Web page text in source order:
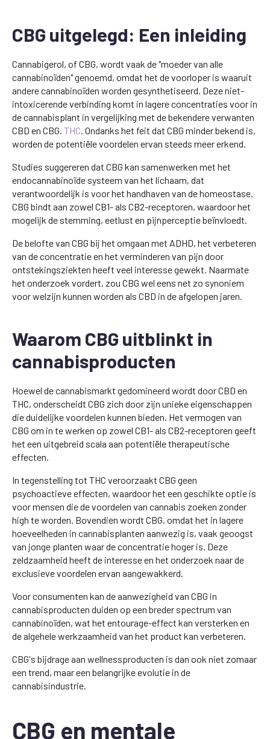
CBG uitgelegd: Een inleiding
Cannabigerol, of CBG, wordt vaak de "moeder van alle
cannabinoïden" genoemd, omdat het de voorloper is waaruit
andere cannabinoïden worden gesynthetiseerd. Deze niet-
intoxicerende verbinding komt in lagere concentraties voor in
de cannabisplant in vergelijking met de bekendere verwanten
CBD en CBG. THC. Ondanks het feit dat CBG minder bekend is,
worden de potentiële voordelen ervan steeds meer erkend.
Studies suggereren dat CBG kan samenwerken met het
endocannabinoïde systeem van het lichaam, dat
verantwoordelijk is voor het handhaven van de homeostase.
CBG bindt aan zowel CB1- als CB2-receptoren, waardoor het
mogelijk de stemming, eetlust en pijnperceptie beïnvloedt.
De belofte van CBG bij het omgaan met ADHD, het verbeteren
van de concentratie en het verminderen van pijn door
ontstekingsziekten heeft veel interesse gewekt. Naarmate
het onderzoek vordert, zou CBG wel eens net zo synoniem
voor welzijn kunnen worden als CBD in de afgelopen jaren.
Waarom CBG uitblinkt in
cannabisproducten
Hoewel de cannabismarkt gedomineerd wordt door CBD en
THC, onderscheidt CBG zich door zijn unieke eigenschappen
die duidelijke voordelen kunnen bieden. Het vermogen van
CBG om in te werken op zowel CB1- als CB2-receptoren geeft
het een uitgebreid scala aan potentiële therapeutische
effecten.
In tegenstelling tot THC veroorzaakt CBG geen
psychoactieve effecten, waardoor het een geschikte optie is
voor mensen die de voordelen van cannabis zoeken zonder
high te worden. Bovendien wordt CBG, omdat het in lagere
hoeveelheden in cannabisplanten aanwezig is, vaak geoogst
van jonge planten waar de concentratie hoger is. Deze
zeldzaamheid heeft de interesse en het onderzoek naar de
exclusieve voordelen ervan aangewakkerd.
Voor consumenten kan de aanwezigheid van CBG in
cannabisproducten duiden op een breder spectrum van
cannabinoïden, wat het entourage-effect kan versterken en
de algehele werkzaamheid van het product kan verbeteren.
CBG's bijdrage aan wellnessproducten is dan ook niet zomaar
een trend, maar een belangrijke evolutie in de
cannabisindustrie.
CBG en mentale